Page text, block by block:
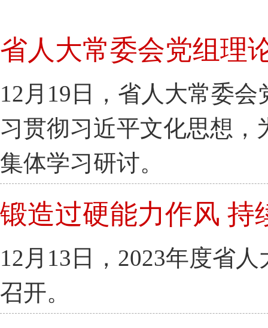
省人大常委会党组理
12月19日，省人大常委
习贯彻习近平文化思想，
集体学习研讨。
锻造过硬能力作风 持
12月13日，2023年度省
召开。